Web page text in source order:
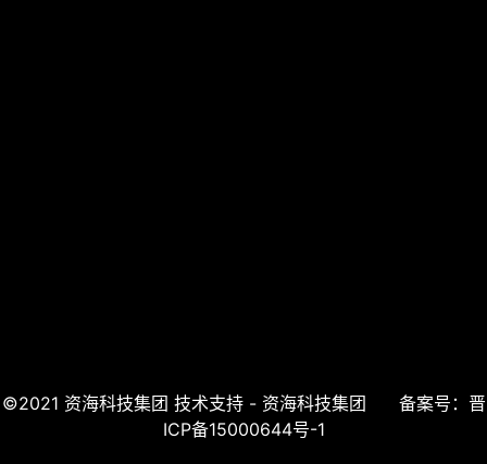
©2021 资海科技集团 技术支持 - 资海科技集团 备案号：晋
ICP备15000644号-1